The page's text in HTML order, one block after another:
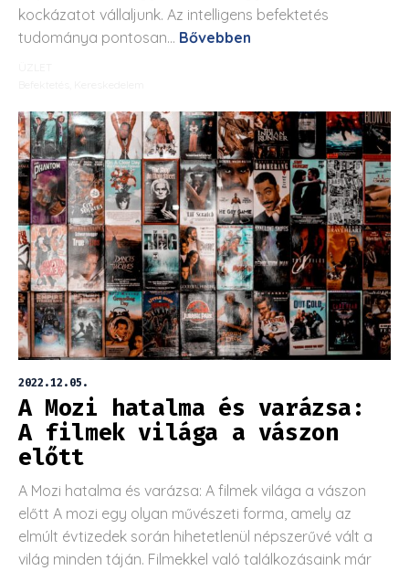
kockázatot vállaljunk. Az intelligens befektetés
tudománya pontosan... Bővebben
2022.12.05.
A Mozi hatalma és varázsa:
A filmek világa a vászon
előtt
A Mozi hatalma és varázsa: A filmek világa a vászon
előtt A mozi egy olyan művészeti forma, amely az
elmúlt évtizedek során hihetetlenül népszerűvé vált a
világ minden táján. Filmekkel való találkozásaink már